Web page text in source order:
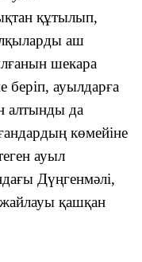
құтылып,
аш
шекара
беріп, ауылдарға
алтынды да
көмейіне
ауыл
Дүңгенмәлі,
қашқан